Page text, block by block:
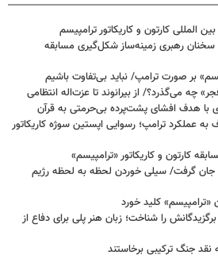
المللی کارتون و کاریکاتور ترامپیسم
رهبری زمینه‌ساز شکل‌گیری مسابقه
بر صورت ترامپ/ نباید بی‌تفاوت باشیم
چه می‌گذرد؟/ از بیرانوند تا عزت‌اله انتظامی
با هدف افشای پشت‌پرده بی‌حرمتی به قرآن
عملکرد ترامپ؛ رسوایی اپستین سوژه کاریکاتور
جان گرفت/ سیلی خوردن لحظه به لحظه رژیم
«ترامپیسم» کلید خورد
را شناخت؛ زبان هنر پلی برای دفاع از